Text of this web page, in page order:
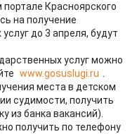
Красноярского
на получение
до 3 апреля, будут
услуг можно
www.gosuslugi.ru
места в детском
судимости, получить
из банка вакансий).
получить по телефону